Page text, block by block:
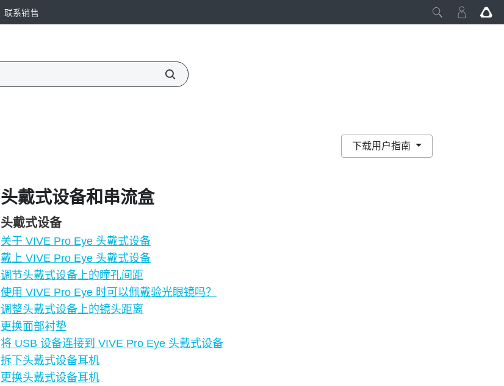
联系销售
下载用户指南
头戴式设备和串流盒
头戴式设备
关于 VIVE Pro Eye 头戴式设备
戴上 VIVE Pro Eye 头戴式设备
调节头戴式设备上的瞳孔间距
使用 VIVE Pro Eye 时可以佩戴验光眼镜吗？
调整头戴式设备上的镜头距离
更换面部衬垫
将 USB 设备连接到 VIVE Pro Eye 头戴式设备
拆下头戴式设备耳机
更换头戴式设备耳机